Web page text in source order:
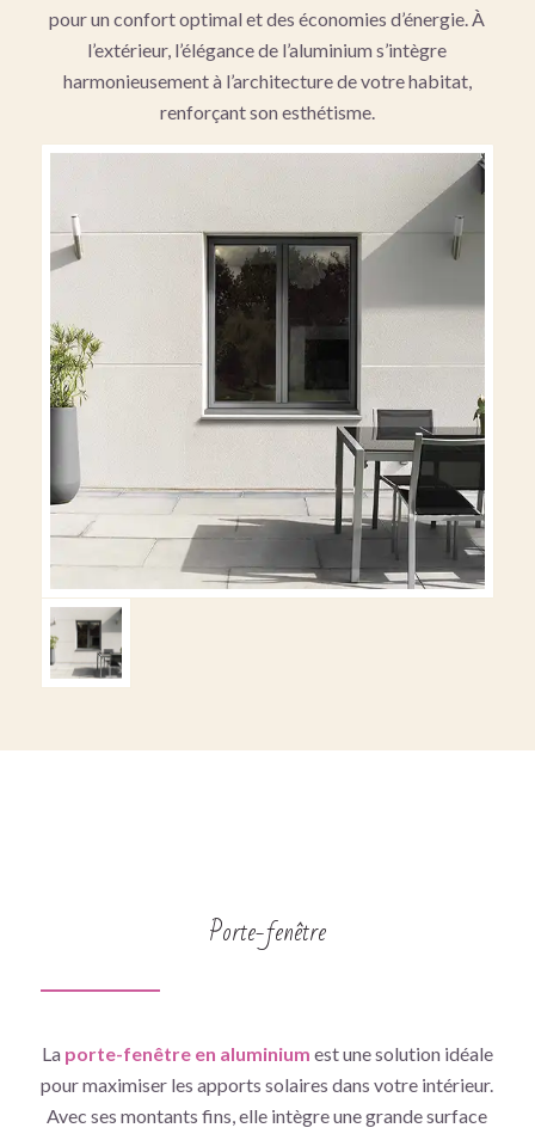
pour un confort optimal et des économies d’énergie. À
l’extérieur, l’élégance de l’aluminium s’intègre
harmonieusement à l’architecture de votre habitat,
renforçant son esthétisme.
Porte-fenêtre
La porte-fenêtre en aluminium est une solution idéale
pour maximiser les apports solaires dans votre intérieur.
Avec ses montants fins, elle intègre une grande surface